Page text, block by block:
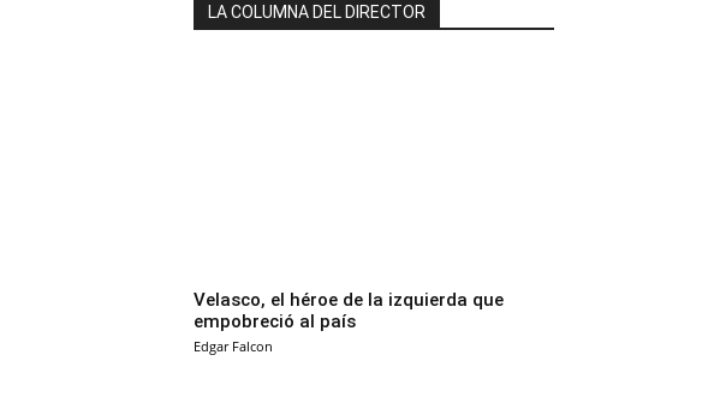
LA COLUMNA DEL DIRECTOR
Velasco, el héroe de la izquierda que
empobreció al país
Edgar Falcon